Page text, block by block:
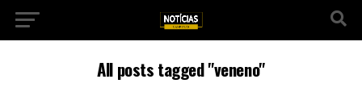
All posts tagged "veneno"